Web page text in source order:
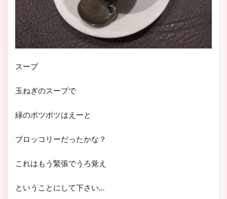
スープ
玉ねぎのスープで
緑のポツポツはえーと
ブロッコリーだったかな？
これはもう緊張でうろ覚え
ということにして下さい…